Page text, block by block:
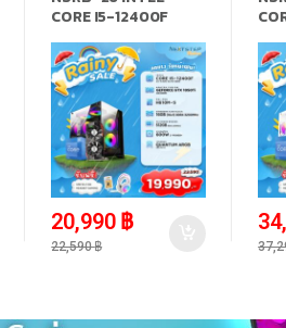
CORE I5-12400F
1050TI / 16GB DDR4
3200MHz / M.2 512GB
- 7%
20,990 ฿
22,590฿
1TB
-